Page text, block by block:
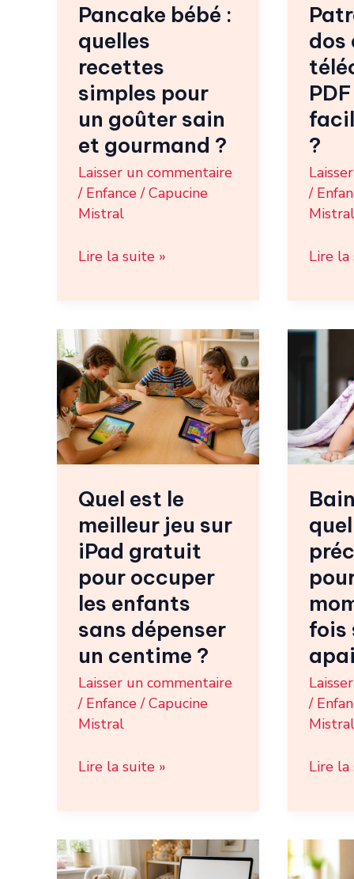
Pancake bébé :
quelles
recettes
simples pour
un goûter sain
et gourmand ?
Laisser un commentaire
/ Enfance /Capucine
Mistral
un
goûter
sain
et
gourmand
?
Lire la suite »
dos
?
/
Mistral
un
PDF
gratuit
et
facile
à
coudre
?
Lire la
Quel est le
meilleur jeu sur
iPad gratuit
pour occuper
les enfants
sans dépenser
un centime ?
Laisser un commentaire
/ Enfance/Capucine
Mistral
Quel
est
le
meilleur
jeu
sur
gratuit
pour
occuper
les
enfants
sans
dépenser
un
centime
?
Lire la suite »
fois
/
Mistral
Bain
pour
moment
à
la
fois
sûr
et
?
Lire la
Trouver
un
banane